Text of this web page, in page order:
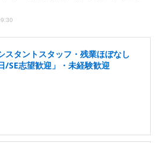
スタントスタッフ・残業ほぼなし
/SE志望歓迎」・未経験歓迎